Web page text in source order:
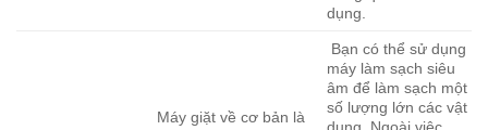
dụng.
Máy giặt về cơ bản là
Bạn có thể sử dụng
máy làm sạch siêu
âm để làm sạch một
số lượng lớn các vật